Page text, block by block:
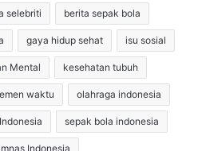
selebriti berita sepak bola
gaya hidup sehat isu sosial
Mental kesehatan tubuh
waktu olahraga indonesia
sepak bola indonesia
Indonesia